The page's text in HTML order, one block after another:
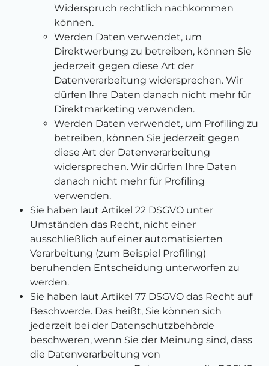
Widerspruch rechtlich nachkommen
können.
Werden Daten verwendet, um
Direktwerbung zu betreiben, können Sie
jederzeit gegen diese Art der
Datenverarbeitung widersprechen. Wir
dürfen Ihre Daten danach nicht mehr für
Direktmarketing verwenden.
Werden Daten verwendet, um Profiling zu
betreiben, können Sie jederzeit gegen
diese Art der Datenverarbeitung
widersprechen. Wir dürfen Ihre Daten
danach nicht mehr für Profiling
verwenden.
Sie haben laut Artikel 22 DSGVO unter
Umständen das Recht, nicht einer
ausschließlich auf einer automatisierten
Verarbeitung (zum Beispiel Profiling)
beruhenden Entscheidung unterworfen zu
werden.
Sie haben laut Artikel 77 DSGVO das Recht auf
Beschwerde. Das heißt, Sie können sich
jederzeit bei der Datenschutzbehörde
beschweren, wenn Sie der Meinung sind, dass
die Datenverarbeitung von